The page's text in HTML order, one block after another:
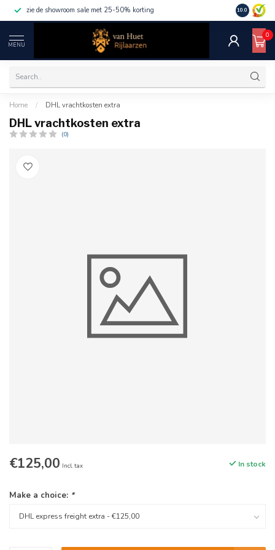
zie de showroom sale met 25-50% korting 10.0
MENU
0
Home / DHL vrachtkosten extra
DHL vrachtkosten extra
(0)
€125,00 Incl. tax In stock
Make a choice: *